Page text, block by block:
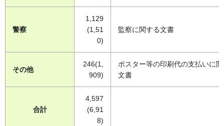
警察
1,129
(1,51
0)
監察に関する文書
その他
246(1,
909)
ポスター等の印刷代の支払いに
文書
合計
4,597
(6,91
8)